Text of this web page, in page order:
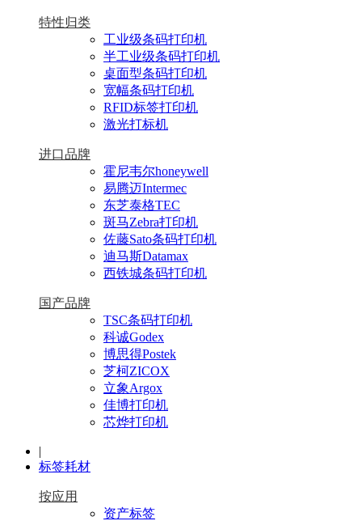
特性归类
工业级条码打印机
半工业级条码打印机
桌面型条码打印机
宽幅条码打印机
RFID标签打印机
激光打标机
进口品牌
霍尼韦尔honeywell
易腾迈Intermec
东芝泰格TEC
斑马Zebra打印机
佐藤Sato条码打印机
迪马斯Datamax
西铁城条码打印机
国产品牌
TSC条码打印机
科诚Godex
博思得Postek
芝柯ZICOX
立象Argox
佳博打印机
芯烨打印机
|
标签耗材
按应用
资产标签